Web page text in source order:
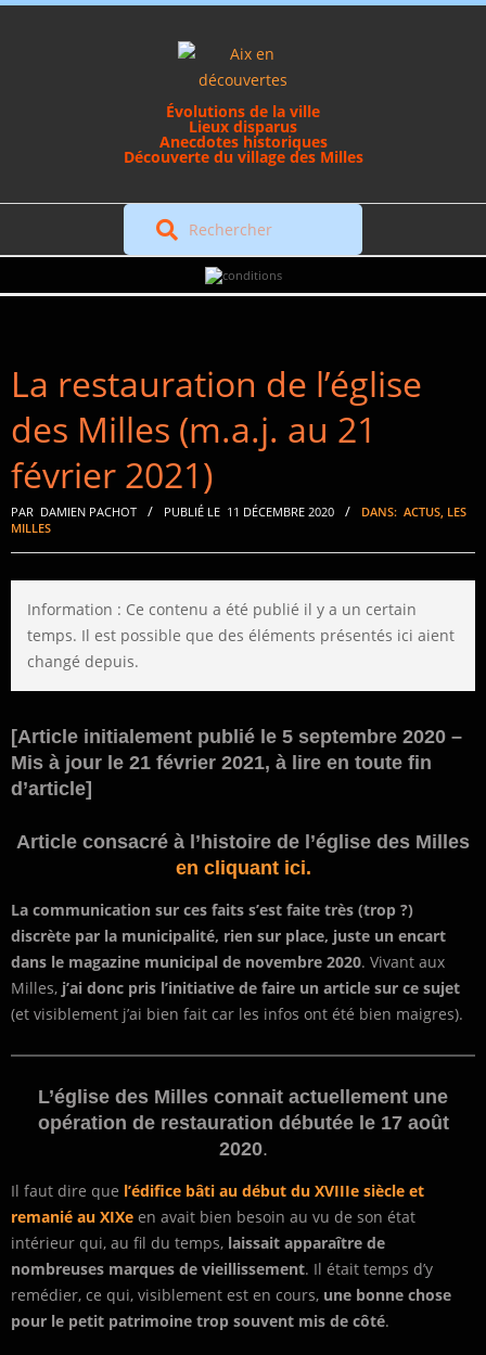
Évolutions de la ville
Lieux disparus
Anecdotes historiques
Découverte du village des Milles
Rechercher
Navigation
La restauration de l’église
des Milles (m.a.j. au 21
février 2021)
PAR DAMIEN PACHOT PUBLIÉ LE 11 DÉCEMBRE 2020 DANS: ACTUS, LES
MILLES
Information : Ce contenu a été publié il y a un certain
temps. Il est possible que des éléments présentés ici aient
changé depuis.
[Article initialement publié le 5 septembre 2020 –
Mis à jour le 21 février 2021, à lire en toute fin
d’article]
Article consacré à l’histoire de l’église des Milles
en cliquant ici.
La communication sur ces faits s’est faite très (trop ?)
discrète par la municipalité, rien sur place, juste un encart
dans le magazine municipal de novembre 2020. Vivant aux
Milles, j’ai donc pris l’initiative de faire un article sur ce sujet
(et visiblement j’ai bien fait car les infos ont été bien maigres).
L’église des Milles connait actuellement une
opération de restauration débutée le 17 août
2020.
Il faut dire que l’édifice bâti au début du XVIIIe siècle et
remanié au XIXe en avait bien besoin au vu de son état
intérieur qui, au fil du temps, laissait apparaître de
nombreuses marques de vieillissement. Il était temps d’y
remédier, ce qui, visiblement est en cours, une bonne chose
pour le petit patrimoine trop souvent mis de côté.